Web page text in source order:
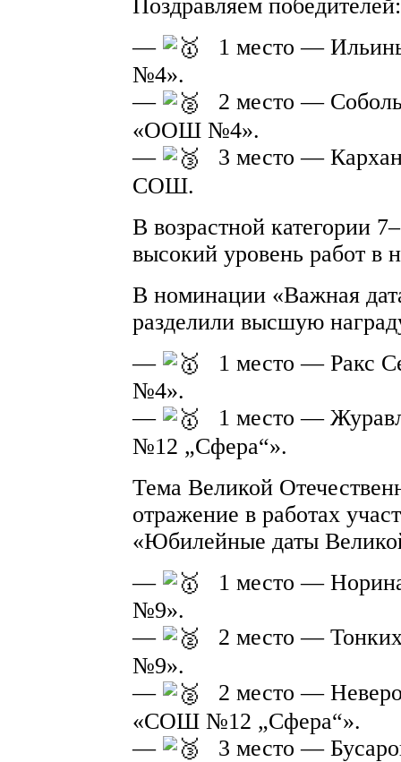
Поздравляем победителей:
—
1 место —
№4».
—
2 место —
«ООШ №4».
—
3 место —
СОШ.
В возрастной категории
высокий уровень работ в
В номинации «Важная
разделили высшую
—
1 место — Ракс
№4».
—
1 место —
№12 „Сфера“».
Тема Великой
отражение в работах
«Юбилейные даты
—
1 место —
№9».
—
2 место —
№9».
—
2 место —
«СОШ №12 „Сфера“».
—
3 место —